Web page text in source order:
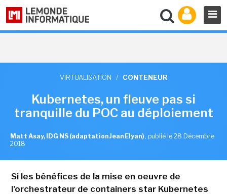
VIRTUALISATION / CONTENEUR
Kubernetes, un fleuve pas si
tranquille du POC au déploiement
Matt Asay, IDG NS (adaptation Jean Elyan) , publié le 28 Décembre
2018
Si les bénéfices de la mise en oeuvre de
l'orchestrateur de containers star Kubernetes